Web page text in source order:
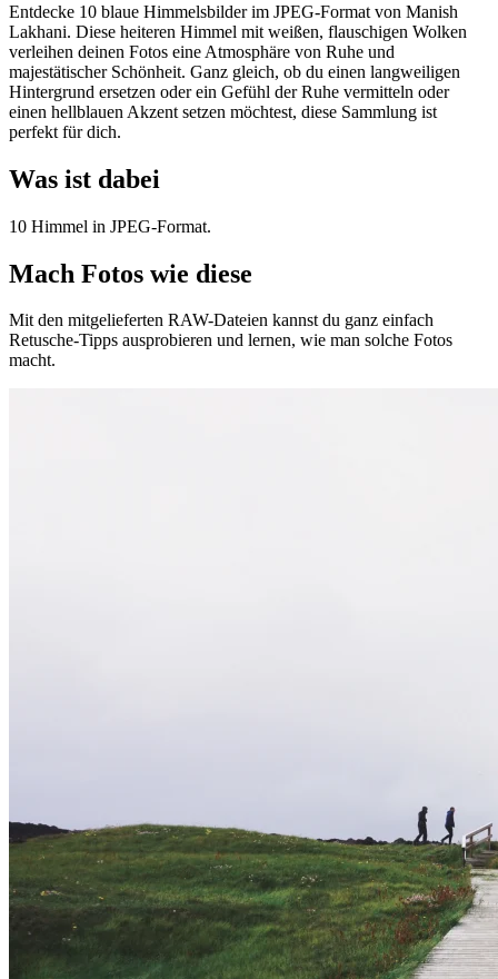
Entdecke 10 blaue Himmelsbilder im JPEG-Format von Manish
Lakhani. Diese heiteren Himmel mit weißen, flauschigen Wolken
verleihen deinen Fotos eine Atmosphäre von Ruhe und
majestätischer Schönheit. Ganz gleich, ob du einen langweiligen
Hintergrund ersetzen oder ein Gefühl der Ruhe vermitteln oder
einen hellblauen Akzent setzen möchtest, diese Sammlung ist
perfekt für dich.
Was ist dabei
10 Himmel in JPEG-Format.
Mach Fotos wie diese
Mit den mitgelieferten RAW-Dateien kannst du ganz einfach
Retusche-Tipps ausprobieren und lernen, wie man solche Fotos
macht.